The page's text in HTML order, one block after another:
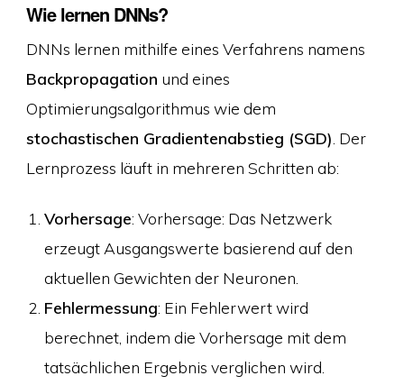
Wie lernen DNNs?
DNNs lernen mithilfe eines Verfahrens namens
Backpropagation und eines
Optimierungsalgorithmus wie dem
stochastischen Gradientenabstieg (SGD) . Der
Lernprozess läuft in mehreren Schritten ab:
Vorhersage: Vorhersage: Das Netzwerk
erzeugt Ausgangswerte basierend auf den
aktuellen Gewichten der Neuronen.
Fehlermessung: Ein Fehlerwert wird
berechnet, indem die Vorhersage mit dem
tatsächlichen Ergebnis verglichen wird.